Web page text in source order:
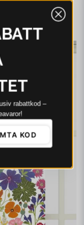
- 4-8 dagar
rabattkod –
KOD